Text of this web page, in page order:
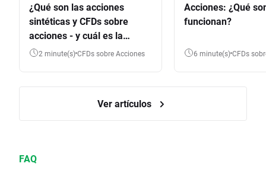
¿Qué son las acciones
sintéticas y CFDs sobre
acciones - y cuál es la
diferencia?
2 minute(s) CFDs sobre Acciones
Acciones: ¿Qué
funcionan?
6 minute(s) CFDs
Ver artículos
FAQ